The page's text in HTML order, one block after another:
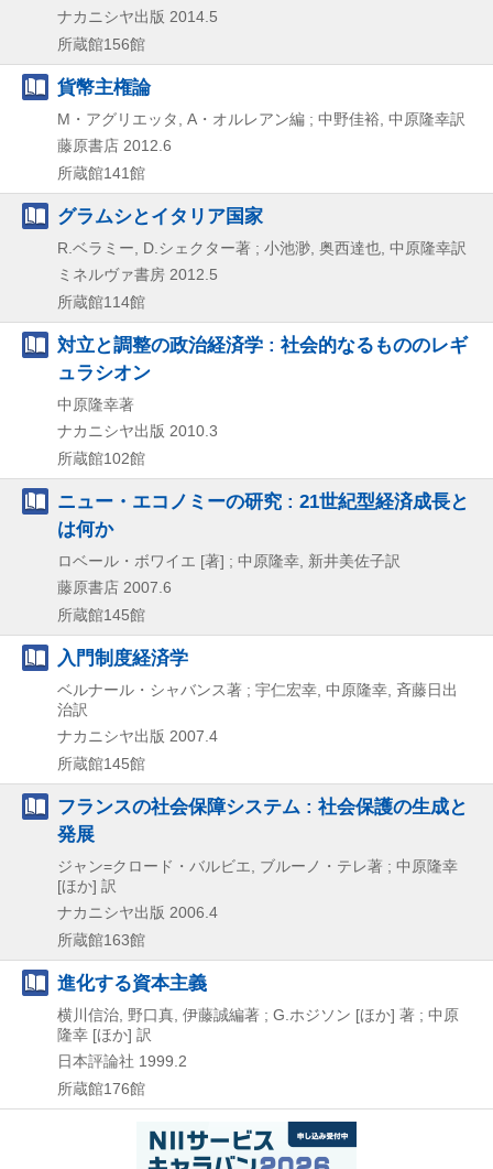
ナカニシヤ出版 2014.5
所蔵館156館
貨幣主権論
M・アグリエッタ, A・オルレアン編 ; 中野佳裕, 中原隆幸訳
藤原書店 2012.6
所蔵館141館
グラムシとイタリア国家
R.ベラミー, D.シェクター著 ; 小池渺, 奥西達也, 中原隆幸訳
ミネルヴァ書房 2012.5
所蔵館114館
対立と調整の政治経済学 : 社会的なるもののレギ
ュラシオン
中原隆幸著
ナカニシヤ出版 2010.3
所蔵館102館
ニュー・エコノミーの研究 : 21世紀型経済成長と
は何か
ロベール・ボワイエ [著] ; 中原隆幸, 新井美佐子訳
藤原書店 2007.6
所蔵館145館
入門制度経済学
ベルナール・シャバンス著 ; 宇仁宏幸, 中原隆幸, 斉藤日出
治訳
ナカニシヤ出版 2007.4
所蔵館145館
フランスの社会保障システム : 社会保護の生成と
発展
ジャン=クロード・バルビエ, ブルーノ・テレ著 ; 中原隆幸
[ほか] 訳
ナカニシヤ出版 2006.4
所蔵館163館
進化する資本主義
横川信治, 野口真, 伊藤誠編著 ; G.ホジソン [ほか] 著 ; 中原
隆幸 [ほか] 訳
日本評論社 1999.2
所蔵館176館